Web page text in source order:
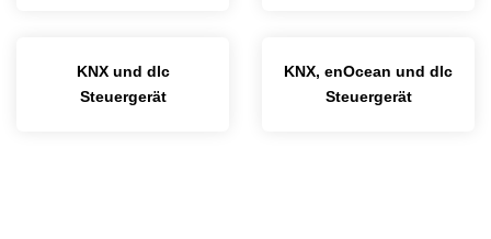
KNX und dlc
Steuergerät
KNX, enOcean und dlc
Steuergerät